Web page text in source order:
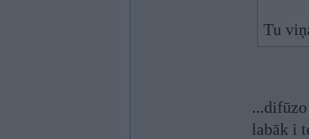
Tu
labāk i